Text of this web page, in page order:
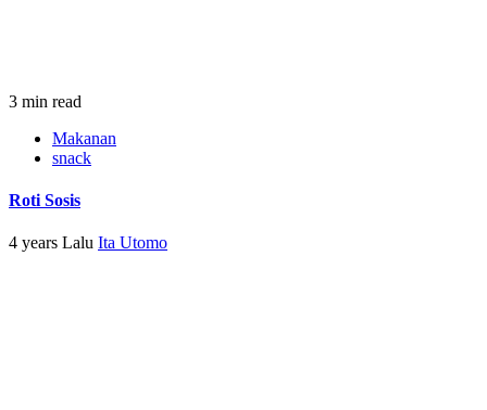
3 min read
Makanan
snack
Roti Sosis
4 years Lalu Ita Utomo